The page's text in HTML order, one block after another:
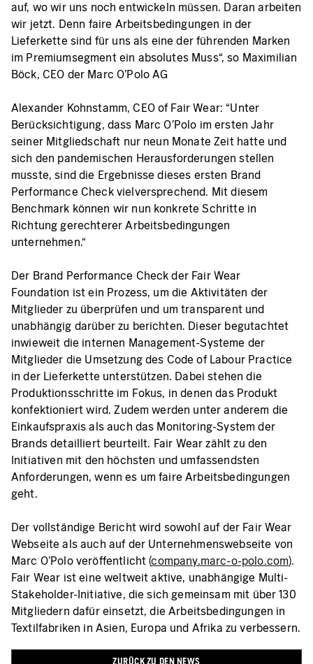
auf, wo wir uns noch entwickeln müssen. Daran arbeiten
wir jetzt. Denn faire Arbeitsbedingungen in der
Lieferkette sind für uns als eine der führenden Marken
im Premiumsegment ein absolutes Muss“, so Maximilian
Böck, CEO der Marc O’Polo AG
Alexander Kohnstamm, CEO of Fair Wear: “Unter
Berücksichtigung, dass Marc O’Polo im ersten Jahr
seiner Mitgliedschaft nur neun Monate Zeit hatte und
sich den pandemischen Herausforderungen stellen
musste, sind die Ergebnisse dieses ersten Brand
Performance Check vielversprechend. Mit diesem
Benchmark können wir nun konkrete Schritte in
Richtung gerechterer Arbeitsbedingungen
unternehmen.“
Der Brand Performance Check der Fair Wear
Foundation ist ein Prozess, um die Aktivitäten der
Mitglieder zu überprüfen und um transparent und
unabhängig darüber zu berichten. Dieser begutachtet
inwieweit die internen Management-Systeme der
Mitglieder die Umsetzung des Code of Labour Practice
in der Lieferkette unterstützen. Dabei stehen die
Produktionsschritte im Fokus, in denen das Produkt
konfektioniert wird. Zudem werden unter anderem die
Einkaufspraxis als auch das Monitoring-System der
Brands detailliert beurteilt. Fair Wear zählt zu den
Initiativen mit den höchsten und umfassendsten
Anforderungen, wenn es um faire Arbeitsbedingungen
geht.
Der vollständige Bericht wird sowohl auf der Fair Wear
Webseite als auch auf der Unternehmenswebseite von
Marc O’Polo veröffentlicht (company.marc-o-polo.com).
Fair Wear ist eine weltweit aktive, unabhängige Multi-
Stakeholder-Initiative, die sich gemeinsam mit über 130
Mitgliedern dafür einsetzt, die Arbeitsbedingungen in
Textilfabriken in Asien, Europa und Afrika zu verbessern.
ZURÜCK ZU DEN NEWS